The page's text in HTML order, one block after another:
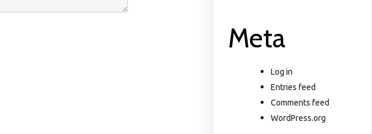
Meta
Log in
Entries feed
Comments feed
WordPress.org